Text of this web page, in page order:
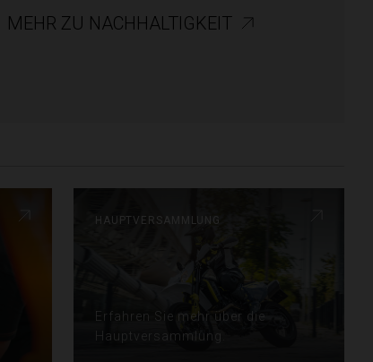
MEHR ZU NACHHALTIGKEIT
hauptversammlung
Erfahren Sie mehr über die
Hauptversammlung.